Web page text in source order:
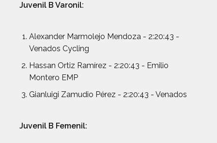
Juvenil B Varonil:
Alexander Marmolejo Mendoza - 2:20:43 -
Venados Cycling
Hassan Ortiz Ramírez - 2:20:43 - Emilio
Montero EMP
Gianluigi Zamudio Pérez - 2:20:43 - Venados
Juvenil B Femenil: